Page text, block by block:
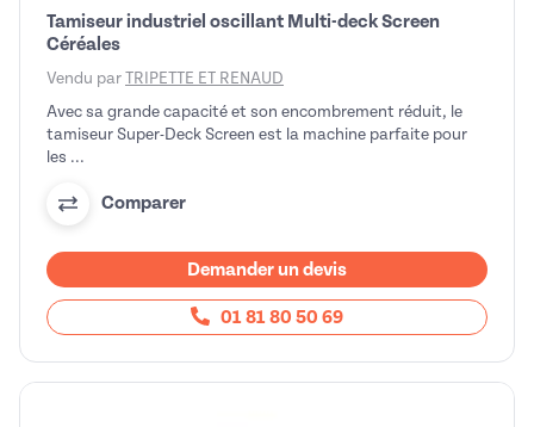
Tamiseur industriel oscillant Multi-deck Screen
Céréales
Vendu par TRIPETTE ET RENAUD
Avec sa grande capacité et son encombrement réduit, le
tamiseur Super-Deck Screen est la machine parfaite pour
les ...
Comparer
Demander un devis
01 81 80 50 69